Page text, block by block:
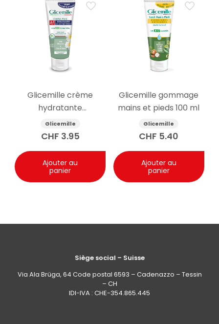
Glicemille crème
hydratante
antibactérienne pour
les mains 100ml
Glicemille
CHF 3.95
Ajouter au
panier
Glicemille gommage
mains et pieds 100 ml
Glicemille
CHF 5.40
Ajouter au
panier
Siège social – Suisse
Via Ala Brüga, 64 Code postal 6593 – Cadenazzo – Tessin
– CH
IDI-IVA : CHE-354.865.445